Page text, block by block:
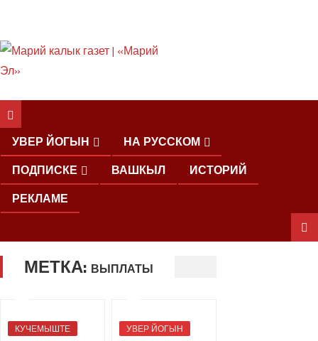
УВЕР ЙОГЫН
НА РУССКОМ
ПОДПИСКЕ
ВАШКЫЛ
ИСТОРИЙ
РЕКЛАМЕ
МЕТКА: ВЫПЛАТЫ
КУЧЕМЫШТЕ
УВЕР ЙОГЫН